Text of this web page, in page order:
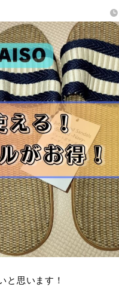
と思います！